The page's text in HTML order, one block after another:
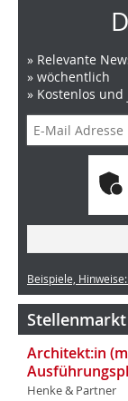
» Relevante
» wöchentlich
» Kostenlos
Beispiele,
Architekt:in
Henke & Partner